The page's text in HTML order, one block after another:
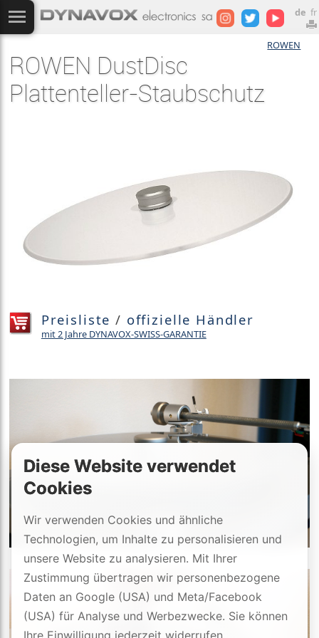
de fr
ROWEN
ROWEN DustDisc
Plattenteller-Staubschutz
Preisliste / offizielle Händler
mit 2 Jahre DYNAVOX-SWISS-GARANTIE
Diese Website verwendet
Cookies
Wir verwenden Cookies und ähnliche
Technologien, um Inhalte zu personalisieren und
unsere Website zu analysieren. Mit Ihrer
Zustimmung übertragen wir personenbezogene
Daten an Google (USA) und Meta/Facebook
(USA) für Analyse und Werbezwecke. Sie können
Ihre Einwilligung jederzeit widerrufen.